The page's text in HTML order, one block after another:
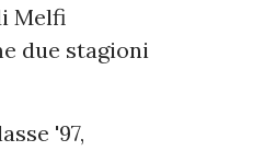
Melfi
due stagioni
'97,